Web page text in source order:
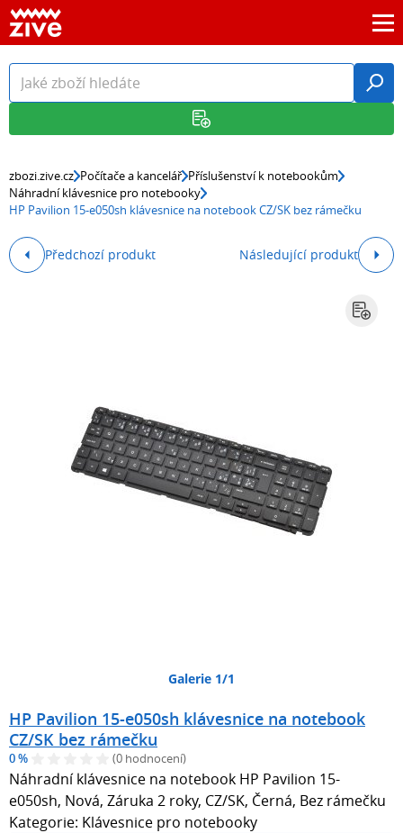
zbozi.zive.cz Počítače a kancelář Příslušenství k notebookům
Náhradní klávesnice pro notebooky
HP Pavilion 15-e050sh klávesnice na notebook CZ/SK bez rámečku
Předchozí produkt Následující produkt
Galerie 1/1
HP Pavilion 15-e050sh klávesnice na notebook
CZ/SK bez rámečku
0 % (0 hodnocení)
Náhradní klávesnice na notebook HP Pavilion 15-
e050sh, Nová, Záruka 2 roky, CZ/SK, Černá, Bez rámečku
Kategorie: Klávesnice pro notebooky